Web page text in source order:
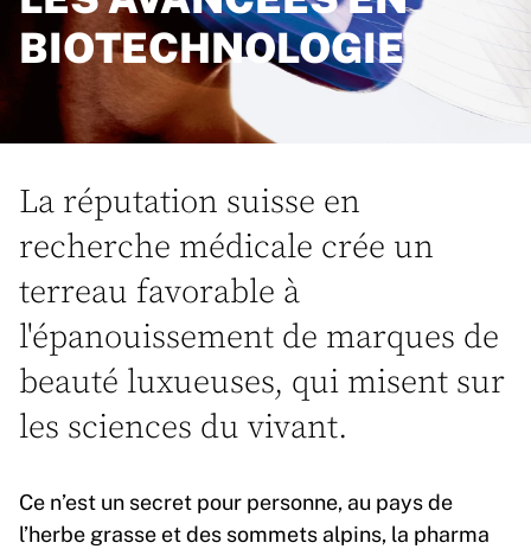
BIOTECHNOLOGIE
La réputation suisse en
recherche médicale crée un
terreau favorable à
l'épanouissement de marques de
beauté luxueuses, qui misent sur
les sciences du vivant.
Ce n’est un secret pour personne, au pays de
l’herbe grasse et des sommets alpins, la pharma